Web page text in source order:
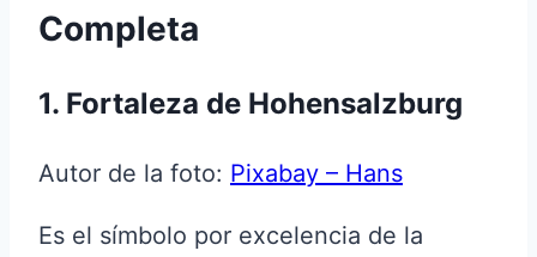
Completa
1. Fortaleza de Hohensalzburg
Autor de la foto: Pixabay – Hans
Es el símbolo por excelencia de la